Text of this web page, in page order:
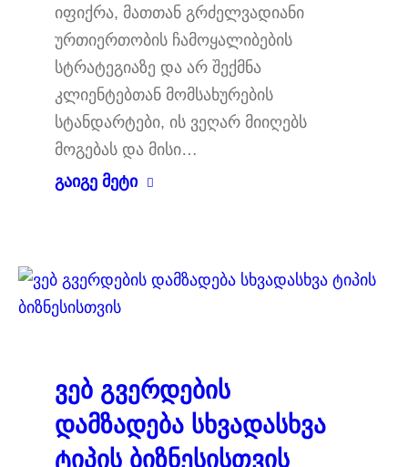
იფიქრა, მათთან გრძელვადიანი
ურთიერთობის ჩამოყალიბების
სტრატეგიაზე და არ შექმნა
კლიენტებთან მომსახურების
სტანდარტები, ის ვეღარ მიიღებს
მოგებას და მისი…
გაიგე მეტი
ვებ გვერდების
დამზადება სხვადასხვა
ტიპის ბიზნესისთვის